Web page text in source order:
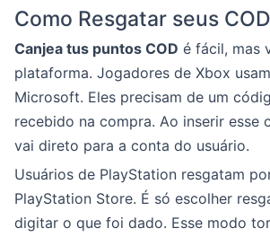
Como Resgatar seus
Canjea tus puntos COD é fácil, mas
plataforma. Jogadores de Xbox
Microsoft. Eles precisam de um
recebido na compra. Ao inserir esse
vai direto para a conta do usuário.
Usuários de PlayStation resgatam
PlayStation Store. É só escolher
digitar o que foi dado. Esse modo